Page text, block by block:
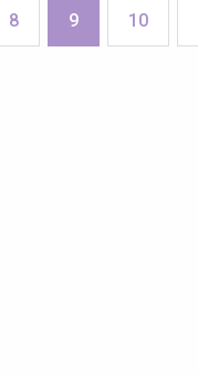
8 9 10